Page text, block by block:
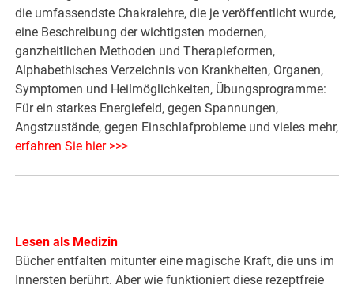
die umfassendste Chakralehre, die je veröffentlicht wurde,
eine Beschreibung der wichtigsten modernen,
ganzheitlichen Methoden und Therapieformen,
Alphabethisches Verzeichnis von Krankheiten, Organen,
Symptomen und Heilmöglichkeiten, Übungsprogramme:
Für ein starkes Energiefeld, gegen Spannungen,
Angstzustände, gegen Einschlafprobleme und vieles mehr,
erfahren Sie hier >>>
Lesen als Medizin
Bücher entfalten mitunter eine magische Kraft, die uns im
Innersten berührt. Aber wie funktioniert diese rezeptfreie